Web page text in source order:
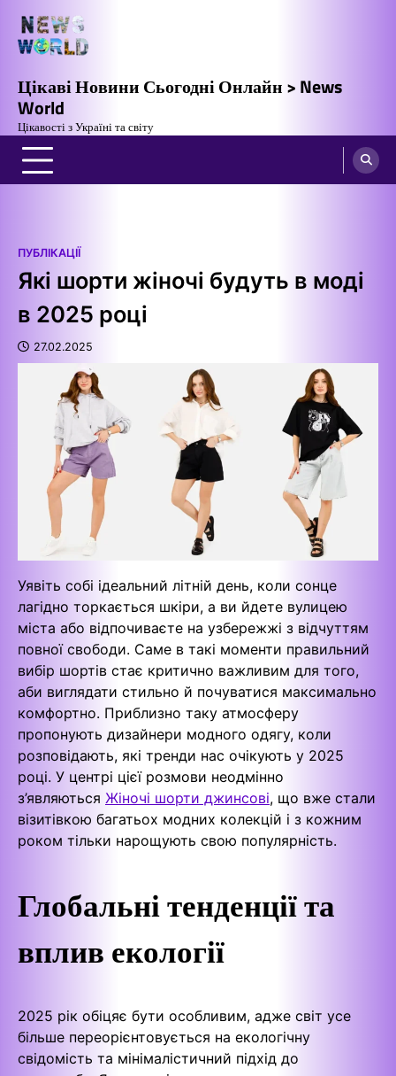
вмісту
Цікаві Новини Сьогодні Онлайн > News
World
Цікавості з Україні та світу
ПУБЛІКАЦІЇ
Які шорти жіночі будуть в моді
в 2025 році
27.02.2025
Уявіть собі ідеальний літній день, коли сонце
лагідно торкається шкіри, а ви йдете вулицею
міста або відпочиваєте на узбережжі з відчуттям
повної свободи. Саме в такі моменти правильний
вибір шортів стає критично важливим для того,
аби виглядати стильно й почуватися максимально
комфортно. Приблизно таку атмосферу
пропонують дизайнери модного одягу, коли
розповідають, які тренди нас очікують у 2025
році. У центрі цієї розмови неодмінно
з’являються Жіночі шорти джинсові, що вже стали
візитівкою багатьох модних колекцій і з кожним
роком тільки нарощують свою популярність.
Глобальні тенденції та
вплив екології
2025 рік обіцяє бути особливим, адже світ усе
більше переорієнтовується на екологічну
свідомість та мінімалістичний підхід до